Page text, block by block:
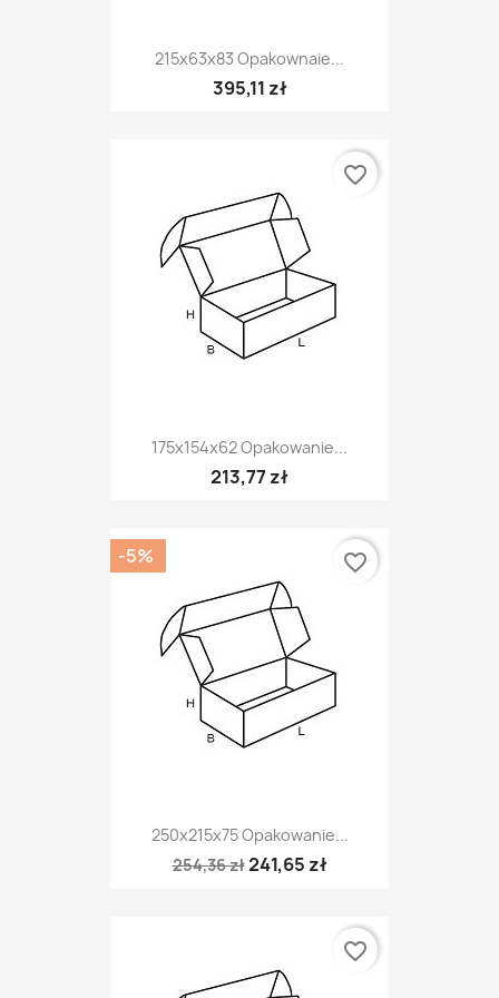
215x63x83 Opakownaie...
395,11 zł
175x154x62 Opakowanie...
213,77 zł
favorite_border
250x215x75 Opakowanie...
254,36 zł241,65 zł
-5% favorite_border
favorite_border